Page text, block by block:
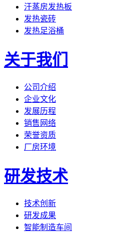
汗蒸房发热板
发热瓷砖
发热足浴桶
关于我们
公司介绍
企业文化
发展历程
销售网络
荣誉资质
厂房环境
研发技术
技术创新
研发成果
智能制造车间